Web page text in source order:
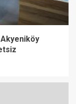
Akyeniköy